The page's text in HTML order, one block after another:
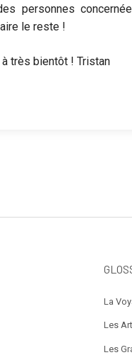
personnes
le reste !
très bientôt ! Tristan
La
Les
Les